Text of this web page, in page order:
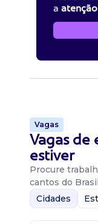
a
Vagas
Vagas de
estiver
Procure
cantos do
Cidades